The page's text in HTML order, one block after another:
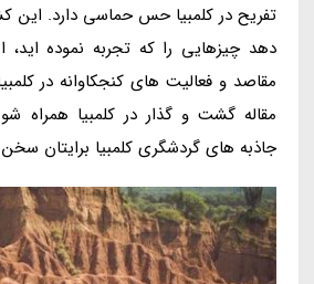
تفریح در کلمبیا حس حماسی دارد. این
دهد چیزهایی را که تجربه نموده اید،
مقاصد و فعالیت های کنجکاوانه در
مقاله گشت و گذار در کلمبیا همراه
جاذبه های گردشگری کلمبیا برایتان سخن